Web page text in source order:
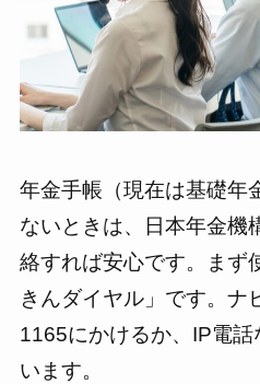
年金手帳（現在は基礎年
ないときは、日本年金機
絡すれば安心です。まず
きんダイヤル」です。ナ
1165にかけるか、IP電
います。